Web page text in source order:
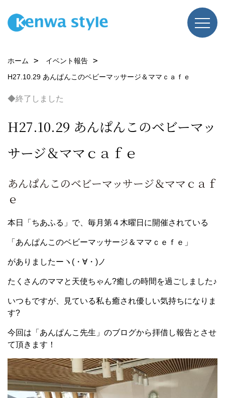
ホーム
イベント報告
H27.10.29 あんぱんこのベビーマッサージ＆ママｃａｆｅ
◆終了しました
H27.10.29 あんぱんこのベビーマッ
サージ＆ママｃａｆｅ
あんぱんこのベビーマッサージ＆ママｃａｆ
ｅ
本日「ちあふる」で、毎月第４木曜日に開催されている
「あんぱんこのベビーマッサージ＆ママｃｅｆｅ」
がありましたーヽ(・∀・)ノ
たくさんのママと天使ちゃん?癒しの時間を過ごしました♪
いつもですが、見ている私も癒され優しい気持ちになりま
す?
今回は「あんぱんこ先生」のブログから拝借し報告とさせ
て頂きます！